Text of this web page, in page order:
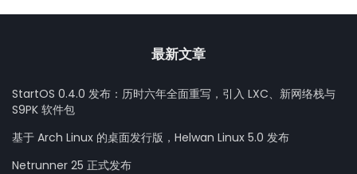
最新文章
StartOS 0.4.0 发布：历时六年全面重写，引入 LXC、新网络栈与
S9PK 软件包
基于 Arch Linux 的桌面发行版，Helwan Linux 5.0 发布
Netrunner 25 正式发布